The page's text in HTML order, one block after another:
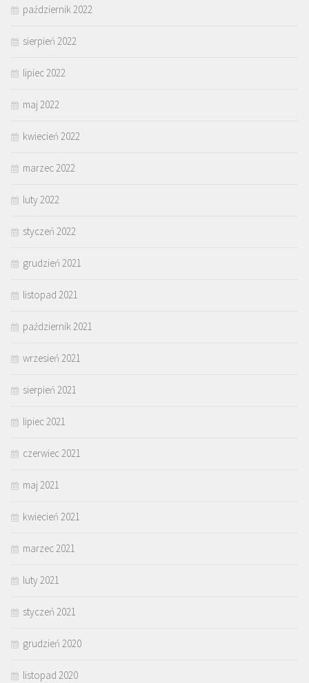
październik 2022
sierpień 2022
lipiec 2022
maj 2022
kwiecień 2022
marzec 2022
luty 2022
styczeń 2022
grudzień 2021
listopad 2021
październik 2021
wrzesień 2021
sierpień 2021
lipiec 2021
czerwiec 2021
maj 2021
kwiecień 2021
marzec 2021
luty 2021
styczeń 2021
grudzień 2020
listopad 2020